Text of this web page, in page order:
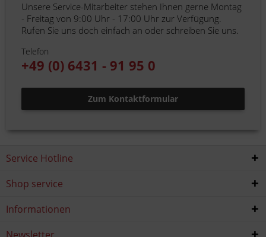
Unsere Service-Mitarbeiter stehen Ihnen gerne Montag
- Freitag von 9:00 Uhr - 17:00 Uhr zur Verfügung.
Rufen Sie uns doch einfach an oder schreiben Sie uns.
Telefon
+49 (0) 6431 - 91 95 0
Zum Kontaktformular
Service Hotline
Shop service
Informationen